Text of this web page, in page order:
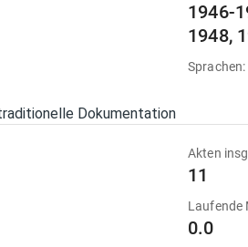
1946-
1948,
Sprachen:
Dokumentation
Akten
11
Laufende
0.0